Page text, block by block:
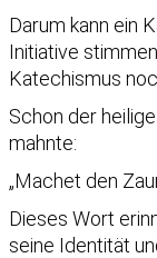
Darum kann ein
Initiative
Katechismus
Schon der
mahnte:
„Machet den
Dieses Wort
seine Identität